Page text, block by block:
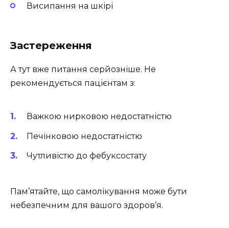
Висипання на шкірі
Застереження
А тут вже питання серйозніше. Не
рекомендується пацієнтам з:
Важкою нирковою недостатністю
Печінковою недостатністю
Чутливістю до фебуксостату
Пам’ятайте, що самолікування може бути
небезпечним для вашого здоров’я.